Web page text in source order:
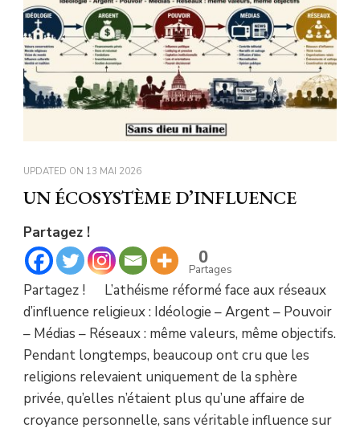
UPDATED ON 13 MAI 2026
UN ÉCOSYSTÈME D’INFLUENCE
Partagez !
0
Partages
Partagez ! L’athéisme réformé face aux réseaux
d’influence religieux : Idéologie – Argent – Pouvoir
– Médias – Réseaux : même valeurs, même objectifs.
Pendant longtemps, beaucoup ont cru que les
religions relevaient uniquement de la sphère
privée, qu’elles n’étaient plus qu’une affaire de
croyance personnelle, sans véritable influence sur